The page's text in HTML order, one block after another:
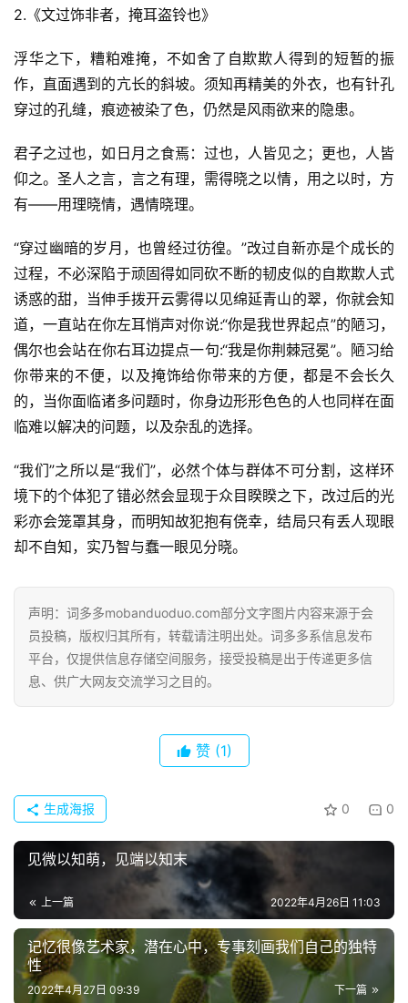
首
页
好
句
典
歌
词
古
2.《文过饰非者，掩耳盗铃也》
浮华之下，糟粕难掩，不如舍了自欺欺人得到的短暂的振
作，直面遇到的亢长的斜坡。须知再精美的外衣，也有针孔
穿过的孔缝，痕迹被染了色，仍然是风雨欲来的隐患。
君子之过也，如日月之食焉：过也，人皆见之；更也，人皆
仰之。圣人之言，言之有理，需得晓之以情，用之以时，方
有——用理晓情，遇情晓理。
“穿过幽暗的岁月，也曾经过彷徨。”改过自新亦是个成长的
过程，不必深陷于顽固得如同砍不断的韧皮似的自欺欺人式
诱惑的甜，当伸手拨开云雾得以见绵延青山的翠，你就会知
道，一直站在你左耳悄声对你说:“你是我世界起点”的陋习，
偶尔也会站在你右耳边提点一句:“我是你荆棘冠冕”。陋习给
你带来的不便，以及掩饰给你带来的方便，都是不会长久
的，当你面临诸多问题时，你身边形形色色的人也同样在面
临难以解决的问题，以及杂乱的选择。
“我们”之所以是“我们”，必然个体与群体不可分割，这样环
境下的个体犯了错必然会显现于众目睽睽之下，改过后的光
彩亦会笼罩其身，而明知故犯抱有侥幸，结局只有丢人现眼
却不自知，实乃智与蠢一眼见分晓。
声明：词多多mobanduoduo.com部分文字图片内容来源于会
员投稿，版权归其所有，转载请注明出处。词多多系信息发布
平台，仅提供信息存储空间服务，接受投稿是出于传递更多信
息、供广大网友交流学习之目的。
赞 (1)
0 0
生成海报
见微以知萌，见端以知末
上一篇 2022年4月26日 11:03
记忆很像艺术家，潜在心中，专事刻画我们自己的独特
性
下一篇
2022年4月27日 09:39